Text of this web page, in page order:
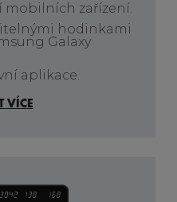
mobilních zařízení.
hodinkami
Galaxy
aplikace.
VÍCE